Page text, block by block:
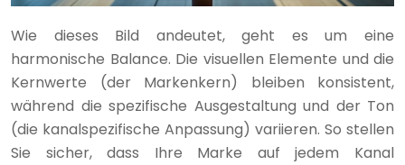
Wie dieses Bild andeutet, geht es um eine
harmonische Balance. Die visuellen Elemente und die
Kernwerte (der Markenkern) bleiben konsistent,
während die spezifische Ausgestaltung und der Ton
(die kanalspezifische Anpassung) variieren. So stellen
Sie sicher, dass Ihre Marke auf jedem Kanal